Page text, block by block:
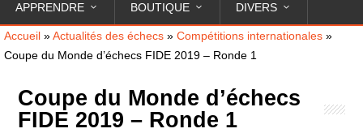
APPRENDRE BOUTIQUE DIVERS
Accueil »Actualités des échecs » Compétitions internationales »
Coupe du Monde d’échecs FIDE 2019 – Ronde 1
Coupe du Monde d’échecs
FIDE 2019 – Ronde 1